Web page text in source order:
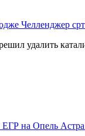
удалить